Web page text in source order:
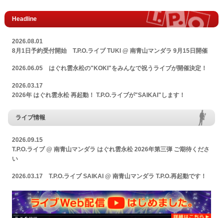
Headline
2026.08.01
8月1日予約受付開始 T.P.O.ライブ TUKI @ 南青山マンダラ 9月15日開催
2026.06.05 はぐれ雲永松の"KOKI"をみんなで祝うライブが開催決定！
2026.03.17
2026年 はぐれ雲永松 再起動！ T.P.O.ライブが"SAIKAI"します！
ライブ情報
2026.09.15
T.P.O.ライブ @ 南青山マンダラ はぐれ雲永松 2026年第三弾 ご期待くださ
い
2026.03.17 T.P.O.ライブ SAIKAI @ 南青山マンダラ T.P.O.再起動です！